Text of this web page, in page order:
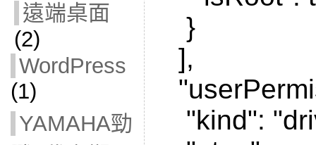
遠端桌面
(2)
WordPress
(1)
YAMAHA勁
}
],
"kind":